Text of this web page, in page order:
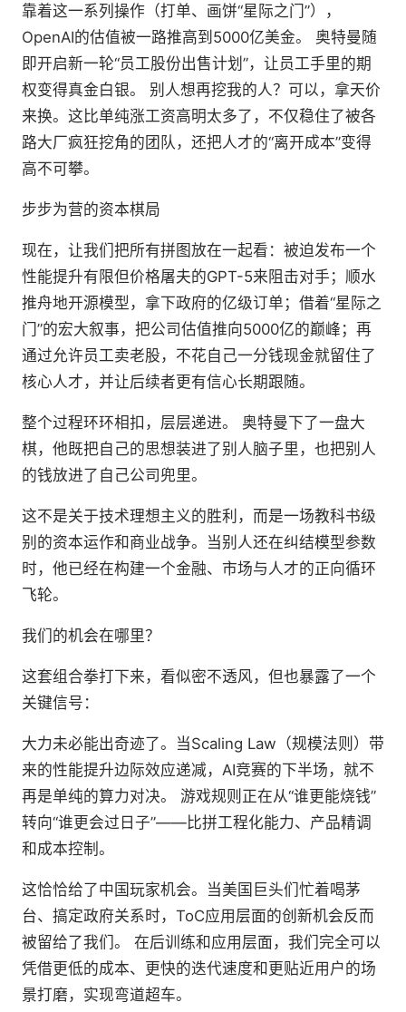
靠着这一系列操作（打单、画饼“星际之门”），
OpenAI的估值被一路推高到5000亿美金。 奥特曼随
即开启新一轮“员工股份出售计划”，让员工手里的期
权变得真金白银。 别人想再挖我的人？可以，拿天价
来换。这比单纯涨工资高明太多了，不仅稳住了被各
路大厂疯狂挖角的团队，还把人才的“离开成本”变得
高不可攀。
步步为营的资本棋局
现在，让我们把所有拼图放在一起看：被迫发布一个
性能提升有限但价格屠夫的GPT-5来阻击对手；顺水
推舟地开源模型，拿下政府的亿级订单；借着“星际之
门”的宏大叙事，把公司估值推向5000亿的巅峰；再
通过允许员工卖老股，不花自己一分钱现金就留住了
核心人才，并让后续者更有信心长期跟随。
整个过程环环相扣，层层递进。 奥特曼下了一盘大
棋，他既把自己的思想装进了别人脑子里，也把别人
的钱放进了自己公司兜里。
这不是关于技术理想主义的胜利，而是一场教科书级
别的资本运作和商业战争。当别人还在纠结模型参数
时，他已经在构建一个金融、市场与人才的正向循环
飞轮。
我们的机会在哪里？
这套组合拳打下来，看似密不透风，但也暴露了一个
关键信号：
大力未必能出奇迹了。当Scaling Law（规模法则）带
来的性能提升边际效应递减，AI竞赛的下半场，就不
再是单纯的算力对决。 游戏规则正在从“谁更能烧钱”
转向“谁更会过日子”——比拼工程化能力、产品精调
和成本控制。
这恰恰给了中国玩家机会。当美国巨头们忙着喝茅
台、搞定政府关系时，ToC应用层面的创新机会反而
被留给了我们。 在后训练和应用层面，我们完全可以
凭借更低的成本、更快的迭代速度和更贴近用户的场
景打磨，实现弯道超车。